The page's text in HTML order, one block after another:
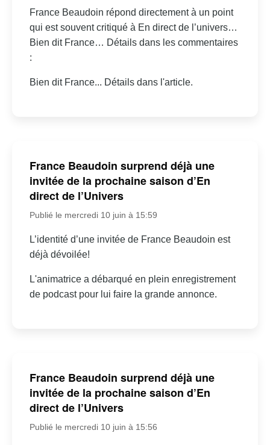
France Beaudoin répond directement à un point
qui est souvent critiqué à En direct de l’univers…
Bien dit France… Détails dans les commentaires
:
Bien dit France... Détails dans l'article.
France Beaudoin surprend déjà une
invitée de la prochaine saison d’En
direct de l’Univers
Publié le mercredi 10 juin à 15:59
L’identité d’une invitée de France Beaudoin est
déjà dévoilée!
L'animatrice a débarqué en plein enregistrement
de podcast pour lui faire la grande annonce.
France Beaudoin surprend déjà une
invitée de la prochaine saison d’En
direct de l’Univers
Publié le mercredi 10 juin à 15:56